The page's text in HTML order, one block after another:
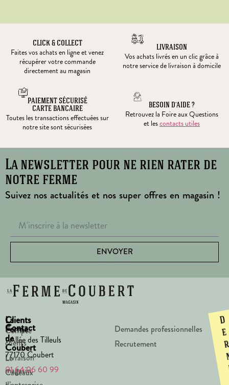
CLICK & COLLECT
Faites vos achats en ligne et venez
récupérer votre commande
directement au magasin
LIVRAISON
Vos achats livrés en un clic grâce à
notre service de livraison à domicile
PAIEMENT SÉCURISÉ
CARTE BANCAIRE
Toutes les transactions effectuées sur
notre site sont sécurisées
BESOIN D’AIDE ?
Retrouvez la Foire aux Questions
et lescontacts utiles
La newsletter pour ne rien rater de
notre ferme
Suivez nos actualités et nos super offres en magasin !
ENVOYER
La
Ferme
de
Coubert
Le
magasin
Clients
Compte
clients
Livraison
Cadeaux
Contact
1 Allée des Tilleuls
77170 Coubert
01 64 06 60 99
Demandes professionnelles
Recrutement
D
e